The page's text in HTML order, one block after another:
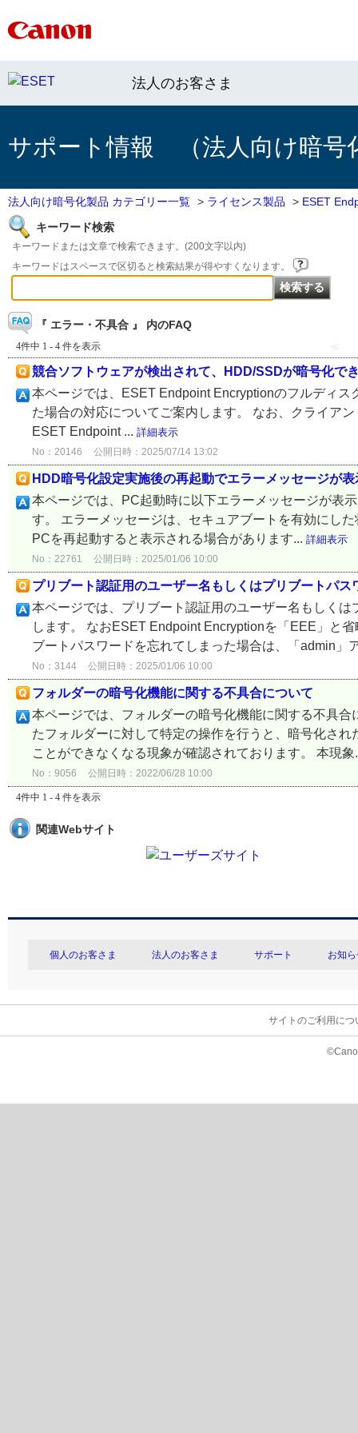
法人のお客さま
サポート情報 （法人向け暗号
法人向け暗号化製品 カテゴリー一覧 > ライセンス製品 > ESET
キーワード検索
キーワードまたは文章で検索できます。(200文字以内)
キーワードはスペースで区切ると検索結果が得やすくなります。
『 エラー・不具合 』 内のFAQ
4件中 1 - 4 件を表示 ≪
競合ソフトウェアが検出されて、HDD/SSDが暗号化で
本ページでは、ESET Endpoint Encryptionのフルディ
た場合の対応についてご案内します。 なお、クライア
ESET Endpoint ... 詳細表示
No：20146 公開日時：2025/07/14 13:02
HDD暗号化設定実施後の再起動でエラーメッセージが
本ページでは、PC起動時に以下エラーメッセージが表
す。 エラーメッセージは、セキュアブートを有効にし
PCを再起動すると表示される場合があります... 詳細表示
No：22761 公開日時：2025/01/06 10:00
プリブート認証用のユーザー名もしくはプリブートパ
本ページでは、プリブート認証用のユーザー名もしく
します。 なおESET Endpoint Encryptionを「EEE」と
ブートパスワードを忘れてしまった場合は、「admin」
No：3144 公開日時：2025/01/06 10:00
フォルダーの暗号化機能に関する不具合について
本ページでは、フォルダーの暗号化機能に関する不具
たフォルダーに対して特定の操作を行うと、暗号化さ
ことができなくなる現象が確認されております。 本現
No：9056 公開日時：2022/06/28 10:00
4件中 1 - 4 件を表示
関連Webサイト
個人のお客さま 法人のお客さま サポート お知
サイトのご利用につ